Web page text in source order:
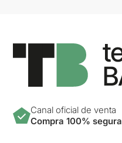
Canal oficial de venta
Compra 100% segura